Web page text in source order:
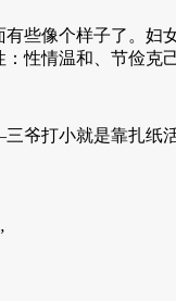
像个样子了。妇
：性情温和、节俭
小就是靠扎纸